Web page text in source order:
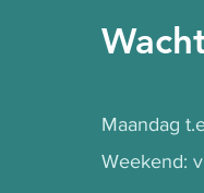
Maandag
Weekend: